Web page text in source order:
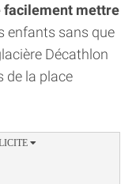
facilement mettre
enfants sans que
Décathlon
de la place